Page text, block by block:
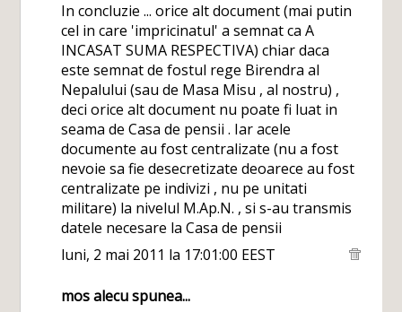
In concluzie ... orice alt document (mai putin
cel in care 'impricinatul' a semnat ca A
INCASAT SUMA RESPECTIVA) chiar daca
este semnat de fostul rege Birendra al
Nepalului (sau de Masa Misu , al nostru) ,
deci orice alt document nu poate fi luat in
seama de Casa de pensii . Iar acele
documente au fost centralizate (nu a fost
nevoie sa fie desecretizate deoarece au fost
centralizate pe indivizi , nu pe unitati
militare) la nivelul M.Ap.N. , si s-au transmis
datele necesare la Casa de pensii
luni, 2 mai 2011 la 17:01:00 EEST
mos alecuspunea...